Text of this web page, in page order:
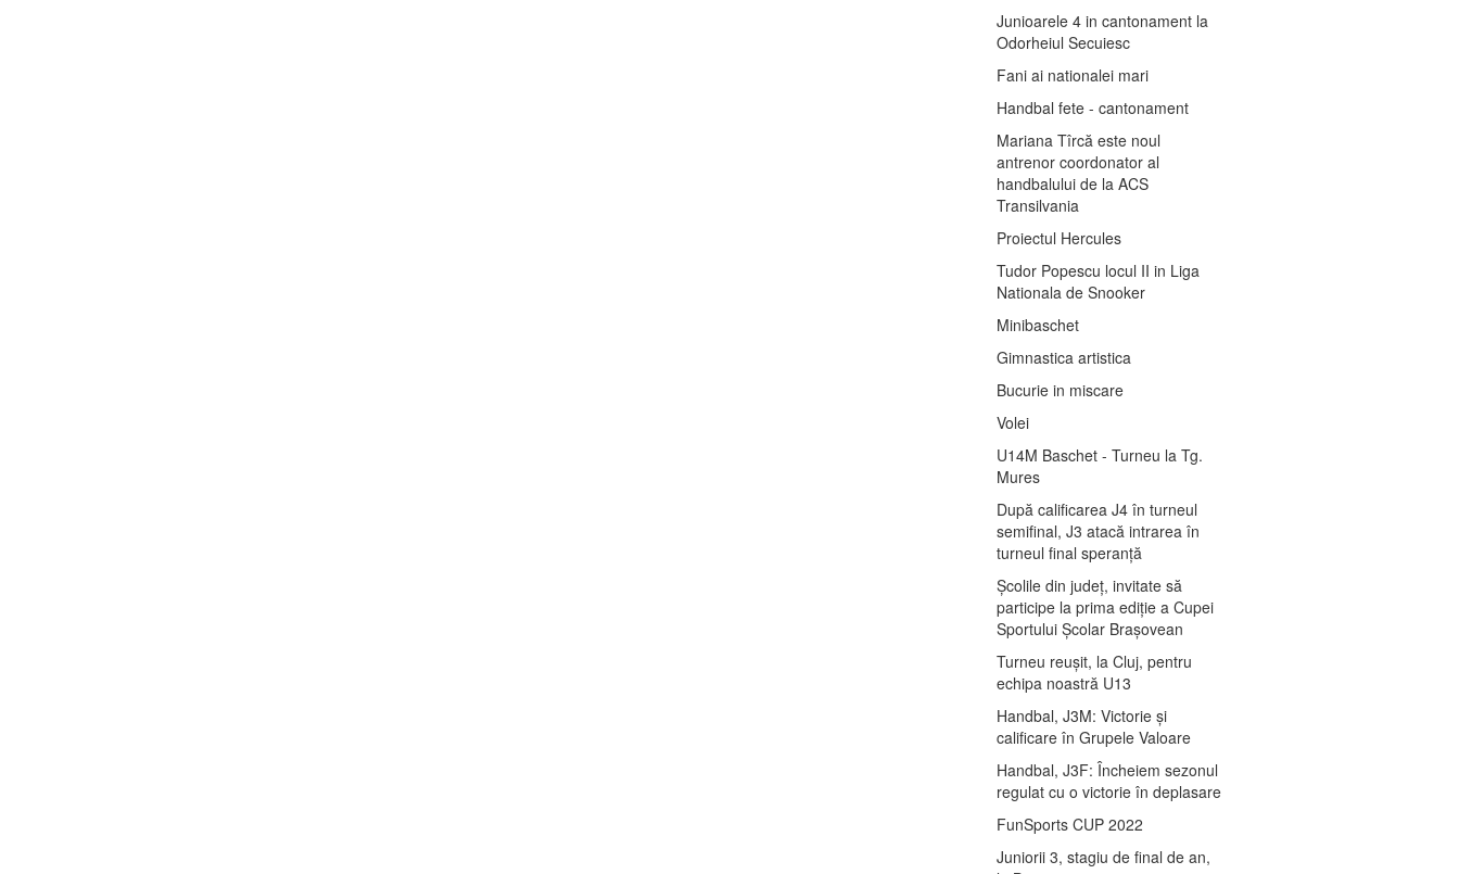
Junioarele 4 in cantonament la
Odorheiul Secuiesc
Fani ai nationalei mari
Handbal fete - cantonament
Mariana Tîrcă este noul
antrenor coordonator al
handbalului de la ACS
Transilvania
Proiectul Hercules
Tudor Popescu locul II in Liga
Nationala de Snooker
Minibaschet
Gimnastica artistica
Bucurie in miscare
Volei
U14M Baschet - Turneu la Tg.
Mures
După calificarea J4 în turneul
semifinal, J3 atacă intrarea în
turneul final speranță
Școlile din județ, invitate să
participe la prima ediție a Cupei
Sportului Școlar Brașovean
Turneu reușit, la Cluj, pentru
echipa noastră U13
Handbal, J3M: Victorie și
calificare în Grupele Valoare
Handbal, J3F: Încheiem sezonul
regulat cu o victorie în deplasare
FunSports CUP 2022
Juniorii 3, stagiu de final de an,